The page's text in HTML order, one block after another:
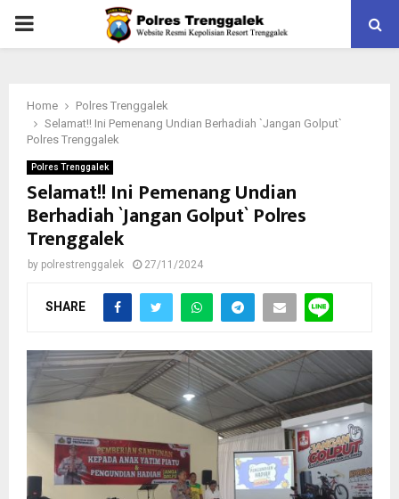
PRIMARY
Home
Polres Trenggalek
Selamat!! Ini Pemenang Undian Berhadiah `Jangan Golput`
Polres Trenggalek
Polres Trenggalek
Selamat!! Ini Pemenang Undian
Berhadiah `Jangan Golput` Polres
Trenggalek
by polrestrenggalek 27/11/2024
SHARE